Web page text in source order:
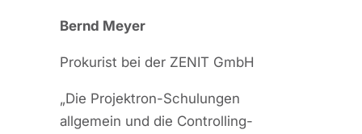
Bernd Meyer
Prokurist bei der ZENIT GmbH
„Die Projektron-Schulungen
allgemein und die Controlling-